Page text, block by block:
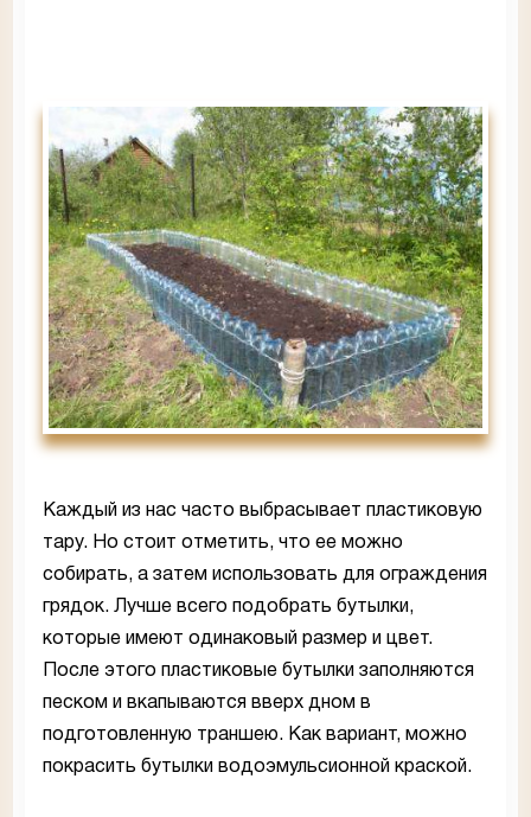
Каждый из нас часто выбрасывает пластиковую
тару. Но стоит отметить, что ее можно
собирать, а затем использовать для ограждения
грядок. Лучше всего подобрать бутылки,
которые имеют одинаковый размер и цвет.
После этого пластиковые бутылки заполняются
песком и вкапываются вверх дном в
подготовленную траншею. Как вариант, можно
покрасить бутылки водоэмульсионной краской.